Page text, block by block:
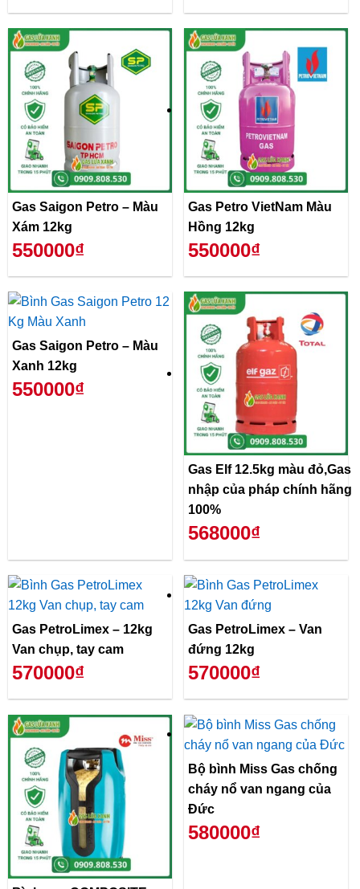
Gas Saigon Petro – Màu
Xám 12kg
550000₫
Gas Petro VietNam Màu
Hồng 12kg
550000₫
Gas Saigon Petro – Màu
Xanh 12kg
550000₫
Gas Elf 12.5kg màu đỏ,Gas
nhập của pháp chính hãng
100%
568000₫
Gas PetroLimex – 12kg
Van chụp, tay cam
570000₫
Gas PetroLimex – Van
đứng 12kg
570000₫
Bộ bình Miss Gas chống
cháy nổ van ngang của
Đức
580000₫